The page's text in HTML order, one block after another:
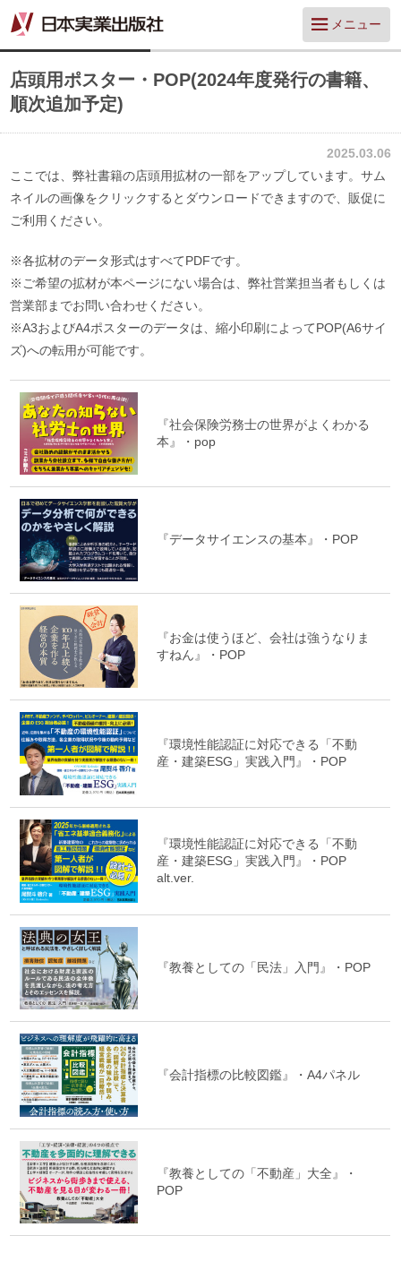
メニュー
店頭用ポスター・POP(2024年度発行の書籍、
順次追加予定)
2025.03.06
ここでは、弊社書籍の店頭用拡材の一部をアップしています。サム
ネイルの画像をクリックするとダウンロードできますので、販促に
ご利用ください。
※各拡材のデータ形式はすべてPDFです。
※ご希望の拡材が本ページにない場合は、弊社営業担当者もしくは
営業部までお問い合わせください。
※A3およびA4ポスターのデータは、縮小印刷によってPOP(A6サイ
ズ)への転用が可能です。
『社会保険労務士の世界がよくわかる
本』・pop
『データサイエンスの基本』・POP
『お金は使うほど、会社は強うなりま
すねん』・POP
『環境性能認証に対応できる「不動
産・建築ESG」実践入門』・POP
『環境性能認証に対応できる「不動
産・建築ESG」実践入門』・POP
alt.ver.
『教養としての「民法」入門』・POP
『会計指標の比較図鑑』・A4パネル
『教養としての「不動産」大全』・
POP